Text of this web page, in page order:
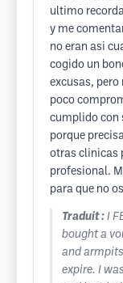
ultimo
y me
no eran asi
cogido un
excusas, pero
poco
cumplido con
porque
otras clinicas
profesional.
para que no
Traduit : I
bought a
and
expire. I